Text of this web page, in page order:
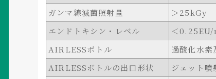
ガンマ線滅菌照射量
＞25kGy
エンドトキシン・レベル
＜
AIRLESSボトル
過酸化水素
AIRLESSボトルの出口形状
ジェット噴